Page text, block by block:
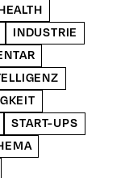
INDUSTRIE
START-UPS